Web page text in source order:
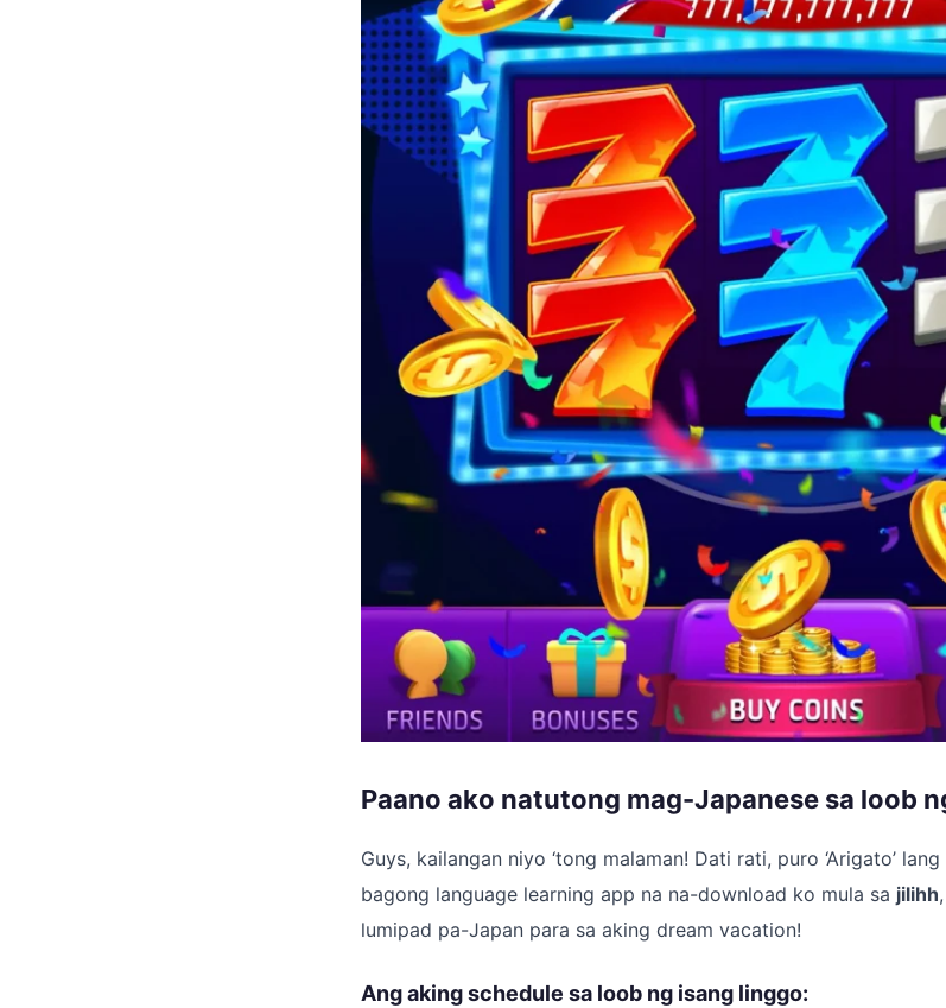
Paano ako natutong mag-Japanese sa loob
Guys, kailangan niyo ‘tong malaman! Dati rati, puro ‘Arigato’
bagong language learning app na na-download ko mula sa jilihh
lumipad pa-Japan para sa aking dream vacation!
Ang aking schedule sa loob ng isang linggo: